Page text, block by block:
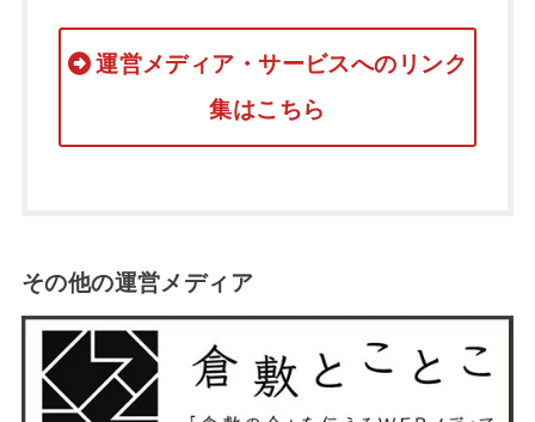
運営メディア・サービスへのリンク
集はこちら
その他の運営メディア